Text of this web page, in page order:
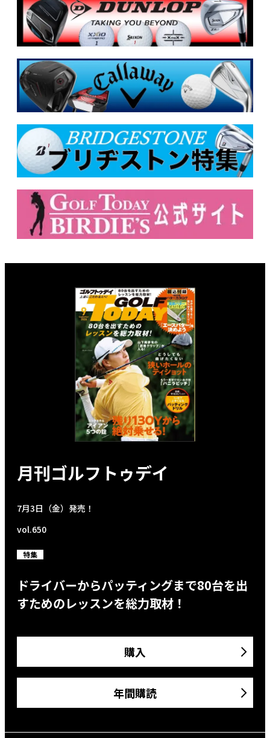
月刊ゴルフトゥデイ
7月3日（金）発売！
vol.650
特集
ドライバーからパッティングまで80台を出
すためのレッスンを総力取材！
購入
年間購読